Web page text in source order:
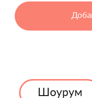
Шоурум